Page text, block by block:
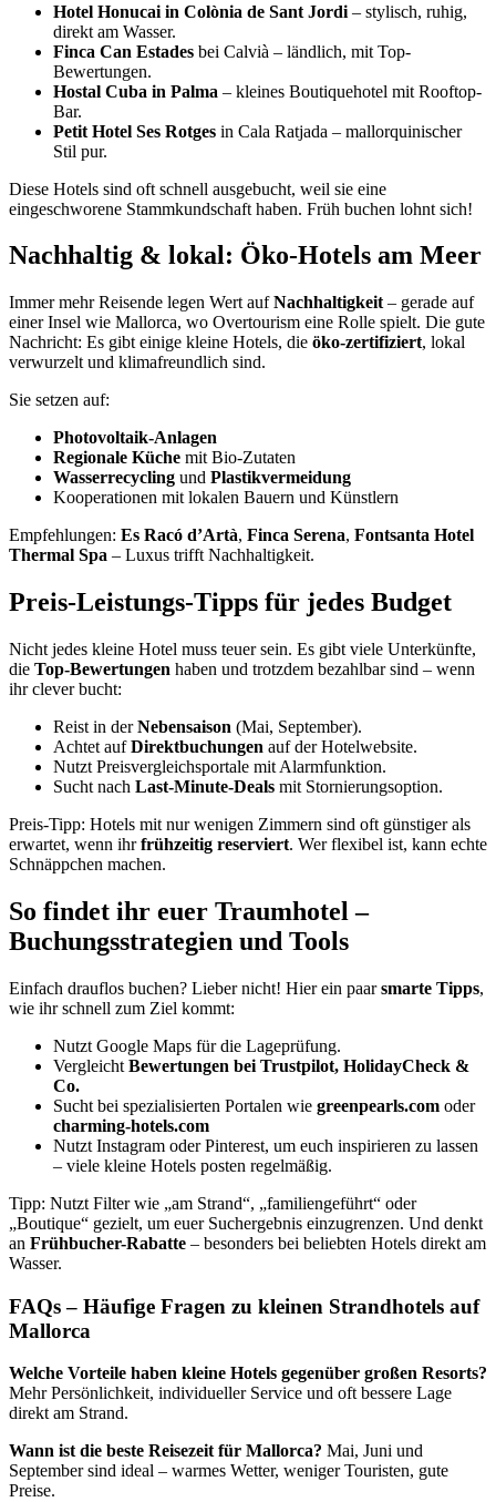
Hotel Honucai in Colònia de Sant Jordi – stylisch, ruhig,
direkt am Wasser.
Finca Can Estades bei Calvià – ländlich, mit Top-
Bewertungen.
Hostal Cuba in Palma – kleines Boutiquehotel mit Rooftop-
Bar.
Petit Hotel Ses Rotges in Cala Ratjada – mallorquinischer
Stil pur.
Diese Hotels sind oft schnell ausgebucht, weil sie eine
eingeschworene Stammkundschaft haben. Früh buchen lohnt sich!
Nachhaltig & lokal: Öko-Hotels am Meer
Immer mehr Reisende legen Wert aufNachhaltigkeit – gerade auf
einer Insel wie Mallorca, wo Overtourism eine Rolle spielt. Die gute
Nachricht: Es gibt einige kleine Hotels, die öko-zertifiziert, lokal
verwurzelt und klimafreundlich sind.
Sie setzen auf:
Photovoltaik-Anlagen
Regionale Küche mit Bio-Zutaten
Wasserrecycling und Plastikvermeidung
Kooperationen mit lokalen Bauern und Künstlern
Empfehlungen: Es Racó d’Artà, Finca Serena, Fontsanta Hotel
Thermal Spa – Luxus trifft Nachhaltigkeit.
Preis-Leistungs-Tipps für jedes Budget
Nicht jedes kleine Hotel muss teuer sein. Es gibt viele Unterkünfte,
die Top-Bewertungen haben und trotzdem bezahlbar sind – wenn
ihr clever bucht:
Reist in derNebensaison (Mai, September).
Achtet aufDirektbuchungen auf der Hotelwebsite.
Nutzt Preisvergleichsportale mit Alarmfunktion.
Sucht nach Last-Minute-Deals mit Stornierungsoption.
Preis-Tipp: Hotels mit nur wenigen Zimmern sind oft günstiger als
erwartet, wenn ihrfrühzeitig reserviert. Wer flexibel ist, kann echte
Schnäppchen machen.
So findet ihr euer Traumhotel –
Buchungsstrategien und Tools
Einfach drauflos buchen? Lieber nicht! Hier ein paarsmarte Tipps,
wie ihr schnell zum Ziel kommt:
Nutzt Google Maps für die Lageprüfung.
Vergleicht Bewertungen bei Trustpilot, HolidayCheck &
Co.
Sucht bei spezialisierten Portalen wie greenpearls.com oder
charming-hotels.com
Nutzt Instagram oder Pinterest, um euch inspirieren zu lassen
– viele kleine Hotels posten regelmäßig.
Tipp: Nutzt Filter wie „am Strand“, „familiengeführt“ oder
„Boutique“ gezielt, um euer Suchergebnis einzugrenzen. Und denkt
an Frühbucher-Rabatte – besonders bei beliebten Hotels direkt am
Wasser.
FAQs – Häufige Fragen zu kleinen Strandhotels auf
Mallorca
Welche Vorteile haben kleine Hotels gegenüber großen Resorts?
Mehr Persönlichkeit, individueller Service und oft bessere Lage
direkt am Strand.
Wann ist die beste Reisezeit für Mallorca? Mai, Juni und
September sind ideal – warmes Wetter, weniger Touristen, gute
Preise.